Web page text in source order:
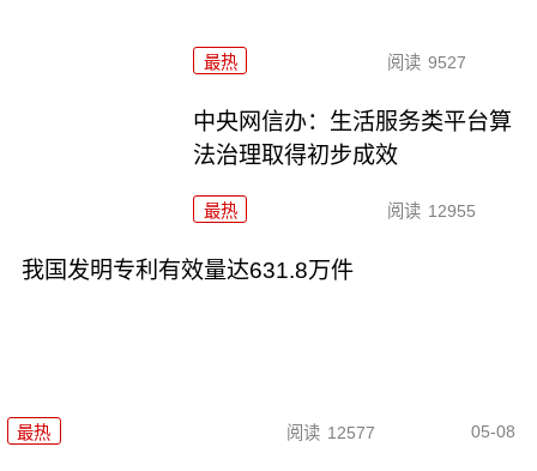
最热 阅读 9527
中央网信办：生活服务类平台算
法治理取得初步成效
最热 阅读 12955
我国发明专利有效量达631.8万件
最热 阅读 12577 05-08